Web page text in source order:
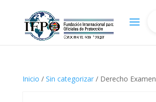
Inicio / Sin categorizar/ Derecho Examen